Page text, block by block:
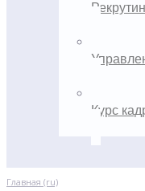
Курс
Главная (ru)